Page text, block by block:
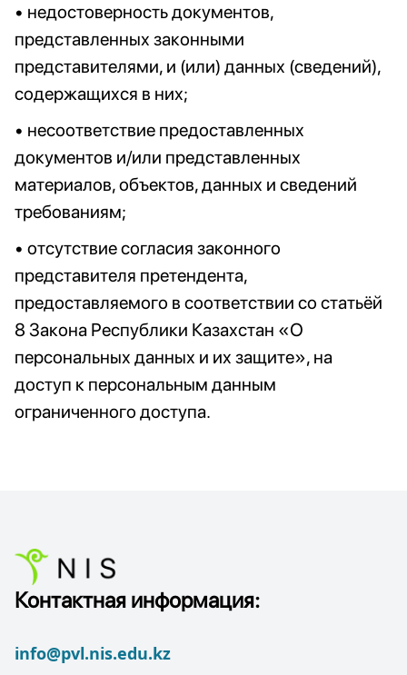
• недостоверность документов,
представленных законными
представителями, и (или) данных (сведений),
содержащихся в них;
• несоответствие предоставленных
документов и/или представленных
материалов, объектов, данных и сведений
требованиям;
• отсутствие согласия законного
представителя претендента,
предоставляемого в соответствии со статьёй
8 Закона Республики Казахстан «О
персональных данных и их защите», на
доступ к персональным данным
ограниченного доступа.
Контактная информация:
info@pvl.nis.edu.kz